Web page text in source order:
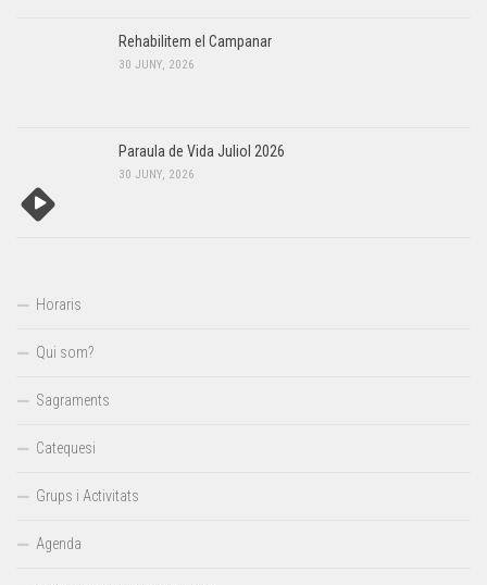
Rehabilitem el Campanar
30 JUNY, 2026
Paraula de Vida Juliol 2026
30 JUNY, 2026
Horaris
Qui som?
Sagraments
Catequesi
Grups i Activitats
Agenda